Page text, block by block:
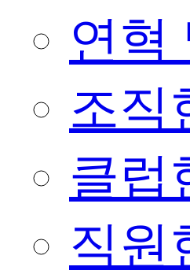
연혁
조직
클럽
직원